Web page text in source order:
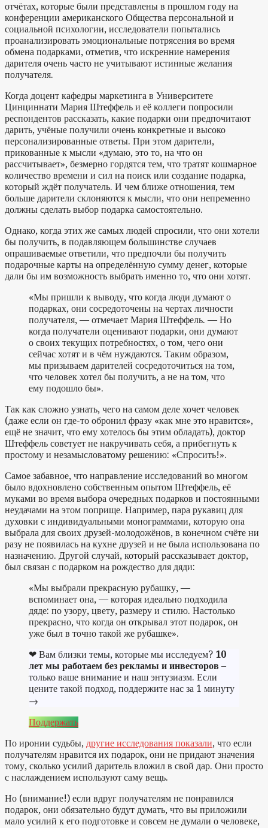
отчётах, которые были представлены в прошлом году на
конференции американского Общества персональной и
социальной психологии, исследователи попытались
проанализировать эмоциональные потрясения во время
обмена подарками, отметив, что искренние намерения
дарителя очень часто не учитывают истинные желания
получателя.
Когда доцент кафедры маркетинга в Университете
Цинциннати Мария Штеффель и её коллеги попросили
респондентов рассказать, какие подарки они предпочитают
дарить, учёные получили очень конкретные и высоко
персонализированные ответы. При этом дарители,
прикованные к мысли «думаю, это то, на что он
рассчитывает», безмерно гордятся тем, что тратят кошмарное
количество времени и сил на поиск или создание подарка,
который ждёт получатель. И чем ближе отношения, тем
больше дарители склоняются к мысли, что они непременно
должны сделать выбор подарка самостоятельно.
Однако, когда этих же самых людей спросили, что они хотели
бы получить, в подавляющем большинстве случаев
опрашиваемые ответили, что предпочли бы получить
подарочные карты на определённую сумму денег, которые
дали бы им возможность выбрать именно то, что они хотят.
«Мы пришли к выводу, что когда люди думают о
подарках, они сосредоточены на чертах личности
получателя, — отмечает Мария Штеффель. — Но
когда получатели оценивают подарки, они думают
о своих текущих потребностях, о том, чего они
сейчас хотят и в чём нуждаются. Таким образом,
мы призываем дарителей сосредоточиться на том,
что человек хотел бы получить, а не на том, что
ему подошло бы».
Так как сложно узнать, чего на самом деле хочет человек
(даже если он где-то обронил фразу «как мне это нравится»,
ещё не значит, что ему хотелось бы этим обладать), доктор
Штеффель советует не накручивать себя, а прибегнуть к
простому и незамысловатому решению: «Спросить!».
Самое забавное, что направление исследований во многом
было вдохновлено собственным опытом Штеффель, её
муками во время выбора очередных подарков и постоянными
неудачами на этом поприще. Например, пара рукавиц для
духовки с индивидуальными монограммами, которую она
выбрала для своих друзей-молодожёнов, в конечном счёте ни
разу не появилась на кухне друзей и не была использована по
назначению. Другой случай, который рассказывает доктор,
был связан с подарком на рождество для дяди:
«Мы выбрали прекрасную рубашку, —
вспоминает она, — которая идеально подходила
дяде: по узору, цвету, размеру и стилю. Настолько
прекрасно, что когда он открывал этот подарок, он
уже был в точно такой же рубашке».
❤ Вам близки темы, которые мы исследуем? 10
лет мы работаем без рекламы и инвесторов –
только ваше внимание и наш энтузиазм. Если
цените такой подход, поддержите нас за 1 минуту
→
Поддержать
По иронии судьбы, другие исследования показали, что если
получателям нравится их подарок, они не придают значения
тому, сколько усилий даритель вложил в свой дар. Они просто
с наслаждением используют саму вещь.
Но (внимание!) если вдруг получателям не понравился
подарок, они обязательно будут думать, что вы приложили
мало усилий к его подготовке и совсем не думали о человеке,